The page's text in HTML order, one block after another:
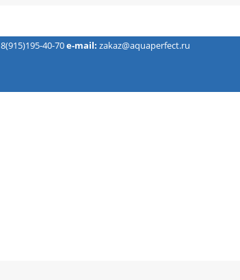
8(915)195-40-70e-mail: zakaz@aquaperfect.ru